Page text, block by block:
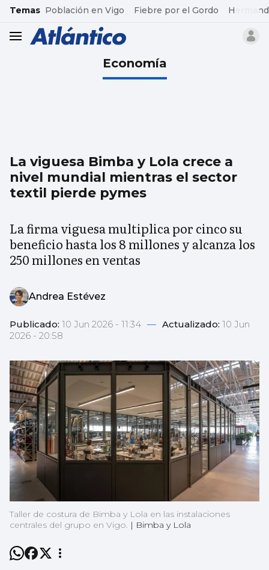
common.go-to-content
Temas Población en Vigo Fiebre por el Gordo
header.menu.open
Economía
La viguesa Bimba y Lola crece a
nivel mundial mientras el sector
textil pierde pymes
La firma viguesa multiplica por cinco su
beneficio hasta los 8 millones y alcanza los
250 millones en ventas
Andrea Estévez
Publicado: 10 Jun 2026 - 11:34 — Actualizado: 10 Jun
2026 - 20:58
Taller de costura de Bimba y Lola en las instalaciones
centrales del grupo en Vigo. | Bimba y Lola